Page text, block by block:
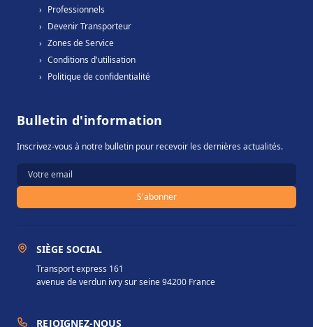
› Professionnels
› Devenir Transporteur
› Zones de Service
› Conditions d'utilisation
› Politique de confidentialité
Bulletin d'information
Inscrivez-vous à notre bulletin pour recevoir les dernières actualités.
S'abonner
SIÈGE SOCIAL
Transport express 161
avenue de verdun ivry sur seine 94200 France
REJOIGNEZ-NOUS